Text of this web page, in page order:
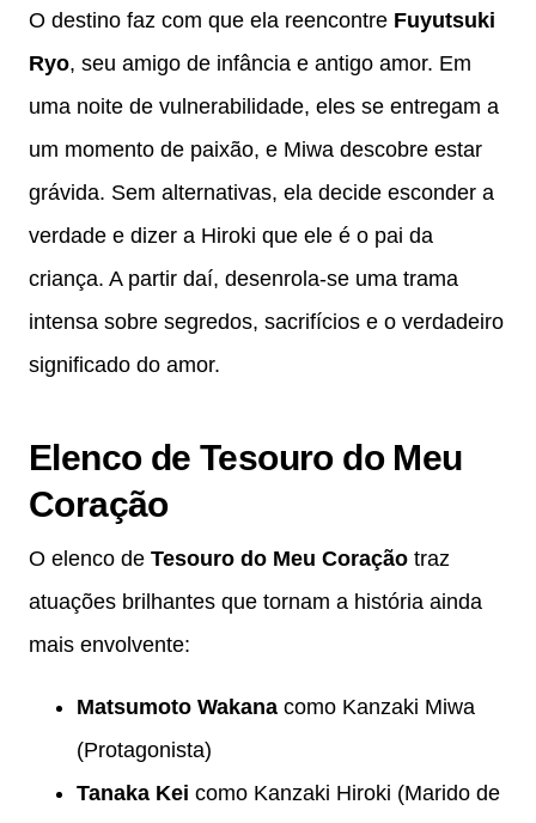
O destino faz com que ela reencontre Fuyutsuki
Ryo, seu amigo de infância e antigo amor. Em
uma noite de vulnerabilidade, eles se entregam a
um momento de paixão, e Miwa descobre estar
grávida. Sem alternativas, ela decide esconder a
verdade e dizer a Hiroki que ele é o pai da
criança. A partir daí, desenrola-se uma trama
intensa sobre segredos, sacrifícios e o verdadeiro
significado do amor.
Elenco de Tesouro do Meu
Coração
O elenco de Tesouro do Meu Coração traz
atuações brilhantes que tornam a história ainda
mais envolvente:
Matsumoto Wakana como Kanzaki Miwa
(Protagonista)
Tanaka Kei como Kanzaki Hiroki (Marido de